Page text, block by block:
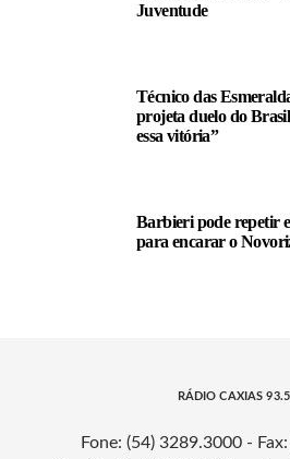
Juventude
Técnico das
projeta duelo do
essa vitória”
Barbieri pode repetir
para encarar o
RÁDIO CAXIAS
Fone: (54) 3289.3000 -